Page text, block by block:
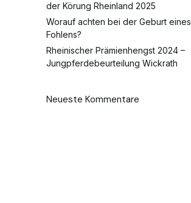
der Körung Rheinland 2025
Worauf achten bei der Geburt eines
Fohlens?
Rheinischer Prämienhengst 2024 –
Jungpferdebeurteilung Wickrath
Neueste Kommentare